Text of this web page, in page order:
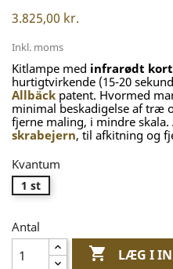
3.825,00 kr.
Inkl. moms
Kitlampe med infrarødt
hurtigtvirkende (15-20
Allbäck patent. Hvormed
minimal beskadigelse af træ
fjerne maling, i mindre
skrabejern, til afkitning og
Kvantum
1 st
Antal
 LÆG I